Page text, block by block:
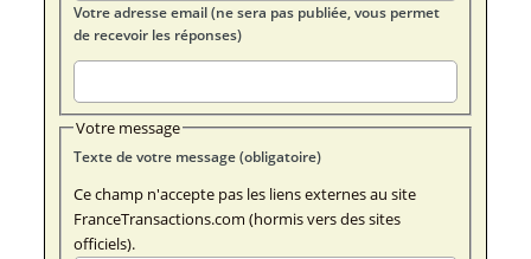
Votre adresse email (ne sera pas publiée, vous permet
de recevoir les réponses)
Votre message
Texte de votre message (obligatoire)
Ce champ n'accepte pas les liens externes au site
FranceTransactions.com (hormis vers des sites
officiels).